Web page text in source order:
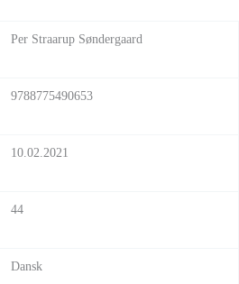
Per Straarup Søndergaard
9788775490653
10.02.2021
44
Dansk